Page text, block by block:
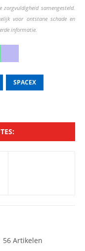
samengesteld.
voor ontstane schade en
informatie.
SPACEX
56 Artikelen